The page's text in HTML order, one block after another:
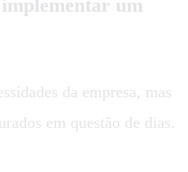
um
da empresa, mas
em questão de dias.